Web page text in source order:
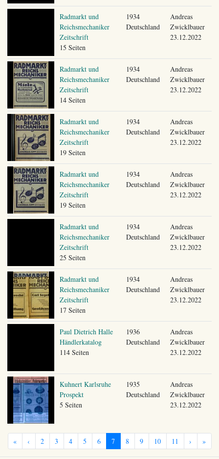
Radmarkt und
Reichsmechaniker
Zeitschrift
15 Seiten
1934
Deutschland
Andreas
Zwicklbauer
23.12.2022
Radmarkt und
Reichsmechaniker
Zeitschrift
14 Seiten
1934
Deutschland
Andreas
Zwicklbauer
23.12.2022
Radmarkt und
Reichsmechaniker
Zeitschrift
19 Seiten
1934
Deutschland
Andreas
Zwicklbauer
23.12.2022
Radmarkt und
Reichsmechaniker
Zeitschrift
19 Seiten
1934
Deutschland
Andreas
Zwicklbauer
23.12.2022
Radmarkt und
Reichsmechaniker
Zeitschrift
25 Seiten
1934
Deutschland
Andreas
Zwicklbauer
23.12.2022
Radmarkt und
Reichsmechaniker
Zeitschrift
17 Seiten
1934
Deutschland
Andreas
Zwicklbauer
23.12.2022
Paul Dietrich Halle
Händlerkatalog
114 Seiten
1936
Deutschland
Andreas
Zwicklbauer
23.12.2022
Kuhnert Karlsruhe
Prospekt
5 Seiten
1935
Deutschland
Andreas
Zwicklbauer
23.12.2022
« ‹ 2 3 4 5 6 7 8 9 10 11 › »